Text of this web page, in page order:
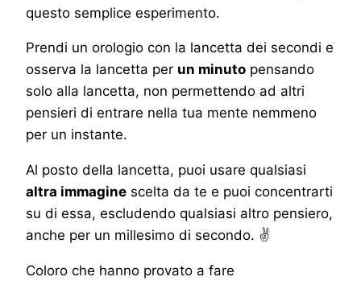
questo semplice esperimento.
Prendi un orologio con la lancetta dei secondi e
osserva la lancetta per un minuto pensando
solo alla lancetta, non permettendo ad altri
pensieri di entrare nella tua mente nemmeno
per un instante.
Al posto della lancetta, puoi usare qualsiasi
altra immagine scelta da te e puoi concentrarti
su di essa, escludendo qualsiasi altro pensiero,
anche per un millesimo di secondo. ✌
Coloro che hanno provato a fare